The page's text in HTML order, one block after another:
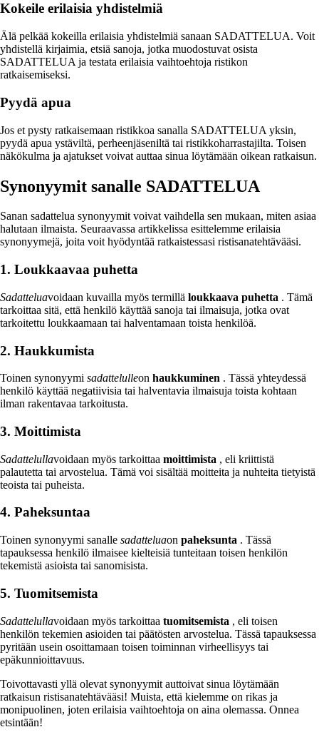
Kokeile erilaisia yhdistelmiä
Älä pelkää kokeilla erilaisia yhdistelmiä sanaan SADATTELUA. Voit
yhdistellä kirjaimia, etsiä sanoja, jotka muodostuvat osista
SADATTELUA ja testata erilaisia vaihtoehtoja ristikon
ratkaisemiseksi.
Pyydä apua
Jos et pysty ratkaisemaan ristikkoa sanalla SADATTELUA yksin,
pyydä apua ystäviltä, perheenjäseniltä tai ristikkoharrastajilta. Toisen
näkökulma ja ajatukset voivat auttaa sinua löytämään oikean ratkaisun.
Synonyymit sanalle SADATTELUA
Sanan sadattelua synonyymit voivat vaihdella sen mukaan, miten asiaa
halutaan ilmaista. Seuraavassa artikkelissa esittelemme erilaisia
synonyymejä, joita voit hyödyntää ratkaistessasi ristisanatehtävääsi.
1. Loukkaavaa puhetta
Sadatteluavoidaan kuvailla myös termillä loukkaava puhetta . Tämä
tarkoittaa sitä, että henkilö käyttää sanoja tai ilmaisuja, jotka ovat
tarkoitettu loukkaamaan tai halventamaan toista henkilöä.
2. Haukkumista
Toinen synonyymi sadattelulleon haukkuminen . Tässä yhteydessä
henkilö käyttää negatiivisia tai halventavia ilmaisuja toista kohtaan
ilman rakentavaa tarkoitusta.
3. Moittimista
Sadattelullavoidaan myös tarkoittaa moittimista , eli kriittistä
palautetta tai arvostelua. Tämä voi sisältää moitteita ja nuhteita tietyistä
teoista tai puheista.
4. Paheksuntaa
Toinen synonyymi sanalle sadatteluaon paheksunta . Tässä
tapauksessa henkilö ilmaisee kielteisiä tunteitaan toisen henkilön
tekemistä asioista tai sanomisista.
5. Tuomitsemista
Sadattelullavoidaan myös tarkoittaa tuomitsemista , eli toisen
henkilön tekemien asioiden tai päätösten arvostelua. Tässä tapauksessa
pyritään usein osoittamaan toisen toiminnan virheellisyys tai
epäkunnioittavuus.
Toivottavasti yllä olevat synonyymit auttoivat sinua löytämään
ratkaisun ristisanatehtävääsi! Muista, että kielemme on rikas ja
monipuolinen, joten erilaisia vaihtoehtoja on aina olemassa. Onnea
etsintään!